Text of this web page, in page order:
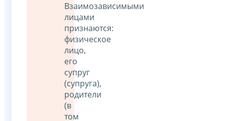
Взаимозависимыми
лицами
признаются:
физическое
лицо,
его
супруг
(супруга),
родители
(в
том